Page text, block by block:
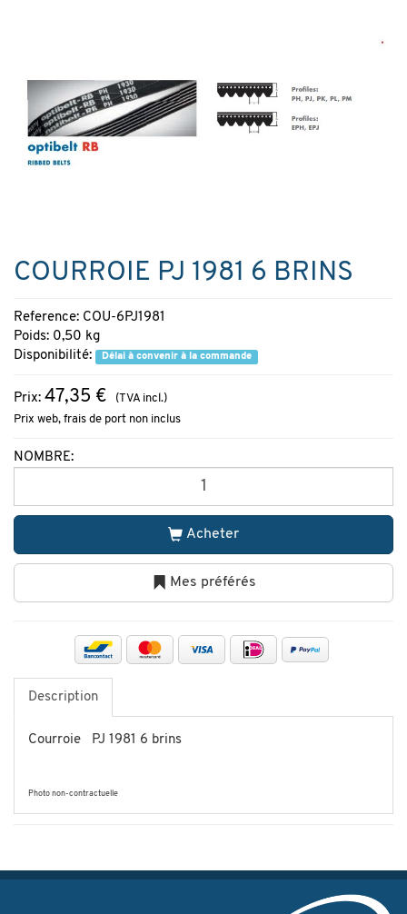
COURROIE PJ 1981 6 BRINS
Reference: COU-6PJ1981
Poids: 0,50 kg
Disponibilité:
Délai à convenir à la commande
Prix: 47,35 €
(TVA incl.)
Prix web, frais de port non inclus
NOMBRE:
Acheter
Mes préférés
Description
Courroie PJ 1981 6 brins
Photo non-contractuelle